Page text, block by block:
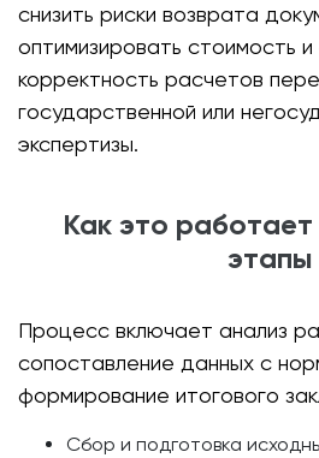
снизить риски возврата
оптимизировать стоимость
корректность расчетов
государственной или
экспертизы.
Как это
этапы
Процесс включает анализ
сопоставление данных с
формирование итогового
Сбор и подготовка